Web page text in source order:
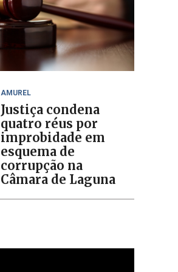
AMUREL
Justiça condena
quatro réus por
improbidade em
esquema de
corrupção na
Câmara de Laguna